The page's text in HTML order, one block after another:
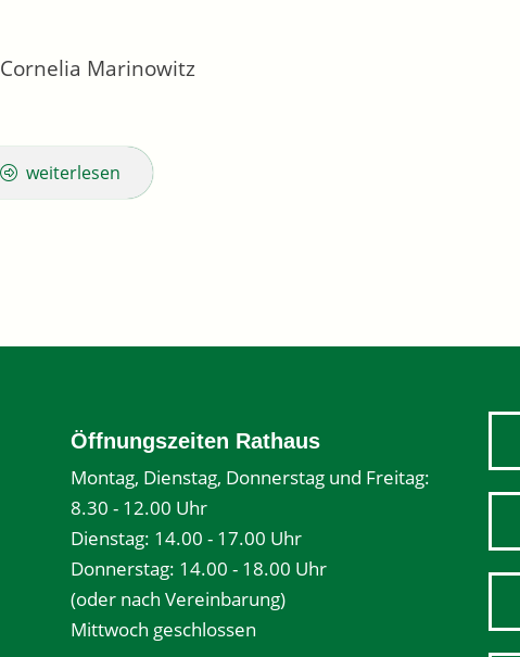
Cornelia Marinowitz
weiterlesen
Öffnungszeiten Rathaus
Montag, Dienstag, Donnerstag und Freitag:
8.30 - 12.00 Uhr
Dienstag: 14.00 - 17.00 Uhr
Donnerstag: 14.00 - 18.00 Uhr
(oder nach Vereinbarung)
Mittwoch geschlossen